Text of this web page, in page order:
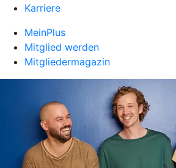
Karriere
MeinPlus
Mitglied werden
Mitgliedermagazin